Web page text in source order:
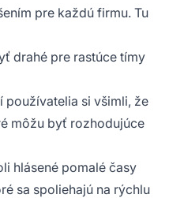
pre každú firmu. Tu
drahé pre rastúce tímy
používatelia si všimli, že
môžu byť rozhodujúce
hlásené pomalé časy
sa spoliehajú na rýchlu